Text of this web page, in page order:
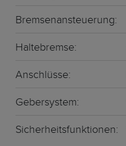
Bremsenansteuerung:
Haltebremse:
Anschlüsse:
Gebersystem:
Sicherheitsfunktionen: